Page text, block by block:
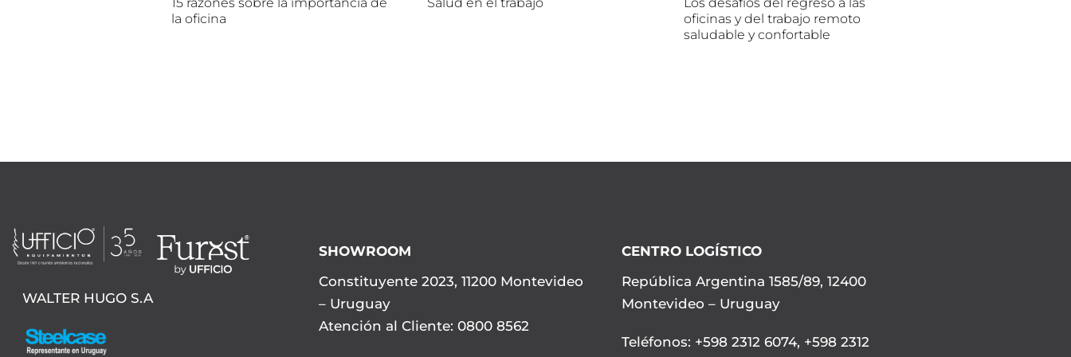
la oficina
oficinas y del trabajo remoto
saludable y confortable
WALTER HUGO S.A
SHOWROOM
Constituyente 2023, 11200 Montevideo
– Uruguay
Atención al Cliente: 0800 8562
CENTRO LOGÍSTICO
República Argentina 1585/89, 12400
Montevideo – Uruguay
Teléfonos: +598 2312 6074, +598 2312